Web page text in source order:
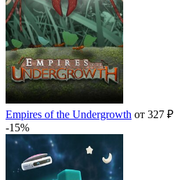
Empires of the Undergrowth от 327 ₽
-15%